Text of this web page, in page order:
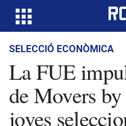
SELECCIÓ ECONÒMICA
La FUE
de Movers
joves